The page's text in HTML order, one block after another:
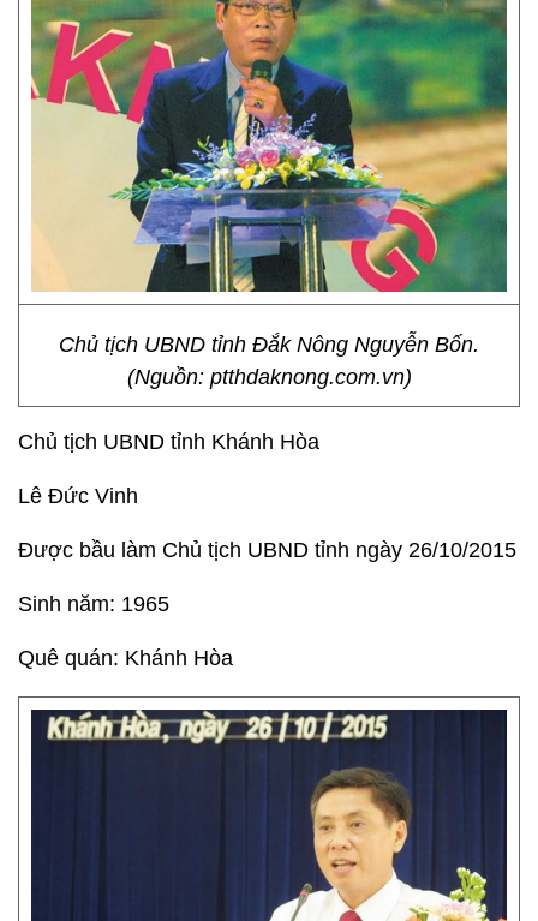
Chủ tịch UBND tỉnh Đắk Nông Nguyễn Bốn.
(Nguồn: ptthdaknong.com.vn)
Chủ tịch UBND tỉnh Khánh Hòa
Lê Đức Vinh
Được bầu làm Chủ tịch UBND tỉnh ngày 26/10/2015
Sinh năm: 1965
Quê quán: Khánh Hòa